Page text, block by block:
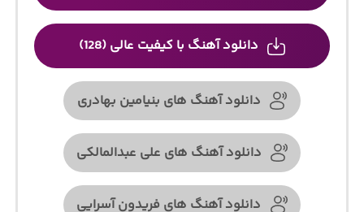
دانلود آهنگ با کیفیت عالی (128)
دانلود آهنگ های بنیامین بهادری
دانلود آهنگ های علی عبدالمالکی
دانلود آهنگ های فریدون آسرایی